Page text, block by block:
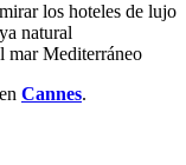
los hoteles de lujo
natural
mar Mediterráneo
Cannes.